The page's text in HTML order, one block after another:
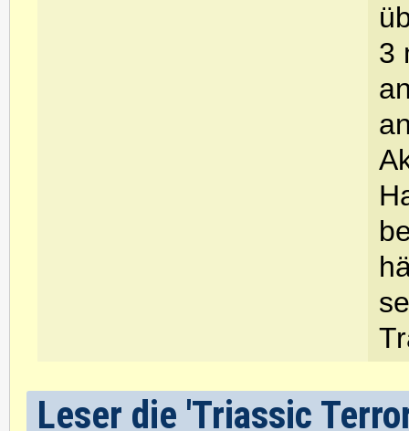
3
Leser die 'Triassic